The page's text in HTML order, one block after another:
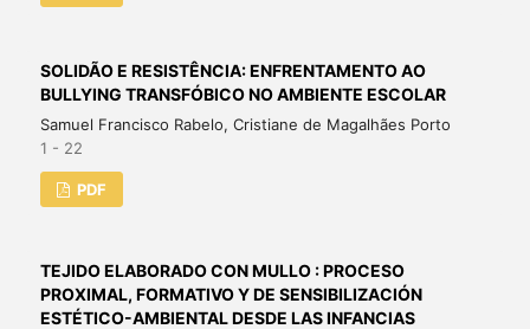
SOLIDÃO E RESISTÊNCIA: ENFRENTAMENTO AO
BULLYING TRANSFÓBICO NO AMBIENTE ESCOLAR
Samuel Francisco Rabelo, Cristiane de Magalhães Porto
1 - 22
PDF
TEJIDO ELABORADO CON MULLO : PROCESO
PROXIMAL, FORMATIVO Y DE SENSIBILIZACIÓN
ESTÉTICO-AMBIENTAL DESDE LAS INFANCIAS